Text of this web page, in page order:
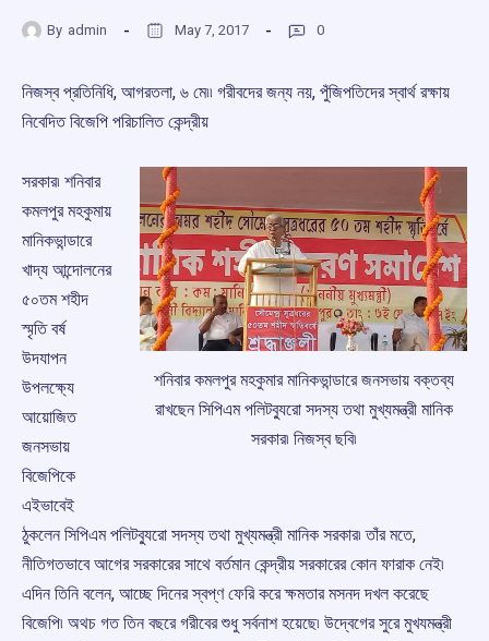
By admin May 7, 2017 0
নিজস্ব প্রতিনিধি, আগরতলা, ৬ মে৷৷ গরীবদের জন্য নয়, পুঁজিপতিদের স্বার্থ রক্ষায়
নিবেদিত বিজেপি পরিচালিত কেন্দ্রীয়
শনিবার কমলপুর মহকুমার মানিকভান্ডারে জনসভায় বক্তব্য
রাখছেন সিপিএম পলিটব্যুরো সদস্য তথা মুখ্যমন্ত্রী মানিক
সরকার৷ নিজস্ব ছবি৷
সরকার৷ শনিবার
কমলপুর মহকুমায়
মানিকভান্ডারে
খাদ্য আন্দোলনের
৫০তম শহীদ
স্মৃতি বর্ষ
উদযাপন
উপলক্ষ্যে
আয়োজিত
জনসভায়
বিজেপিকে
এইভাবেই
ঠুকলেন সিপিএম পলিটব্যুরো সদস্য তথা মুখ্যমন্ত্রী মানিক সরকার৷ তাঁর মতে,
নীতিগতভাবে আগের সরকারের সাথে বর্তমান কেন্দ্রীয় সরকারের কোন ফারাক নেই৷
এদিন তিনি বলেন, আচ্ছে দিনের স্বপ্ণ ফেরি করে ক্ষমতার মসনদ দখল করেছে
বিজেপি৷ অথচ গত তিন বছরে গরীবের শুধু সর্বনাশ হয়েছে৷ উদ্বেগের সুরে মুখযমন্ত্রী